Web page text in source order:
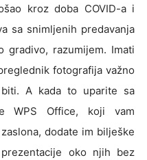
kroz doba COVID-a i
sa snimljenih predavanja
razumijem. Imati
fotografija važno
A kada to uparite sa
WPS Office, koji vam
dodate im bilješke
oko njih bez